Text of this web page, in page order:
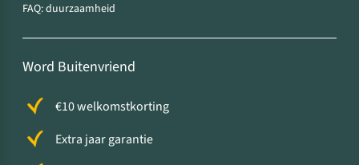
FAQ: duurzaamheid
Word Buitenvriend
€10 welkomstkorting
Extra jaar garantie